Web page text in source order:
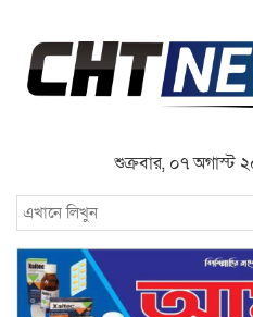
শুক্রবার, ০৭ অগাস্ট